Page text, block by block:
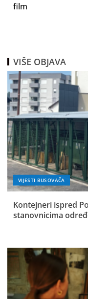
film
VIŠE OBJAVA
VIJESTI BUSOVAČA
Kontejneri ispred
stanovnicima